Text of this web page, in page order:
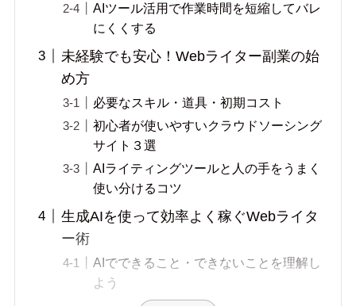
AIツール活用で作業時間を短縮してバレ
にくくする
未経験でも安心！Webライター副業の始
め方
必要なスキル・道具・初期コスト
初心者が使いやすいクラウドソーシング
サイト３選
AIライティングツールと人の手をうまく
使い分けるコツ
生成AIを使って効率よく稼ぐWebライタ
ー術
AIでできること・できないことを理解し
よう